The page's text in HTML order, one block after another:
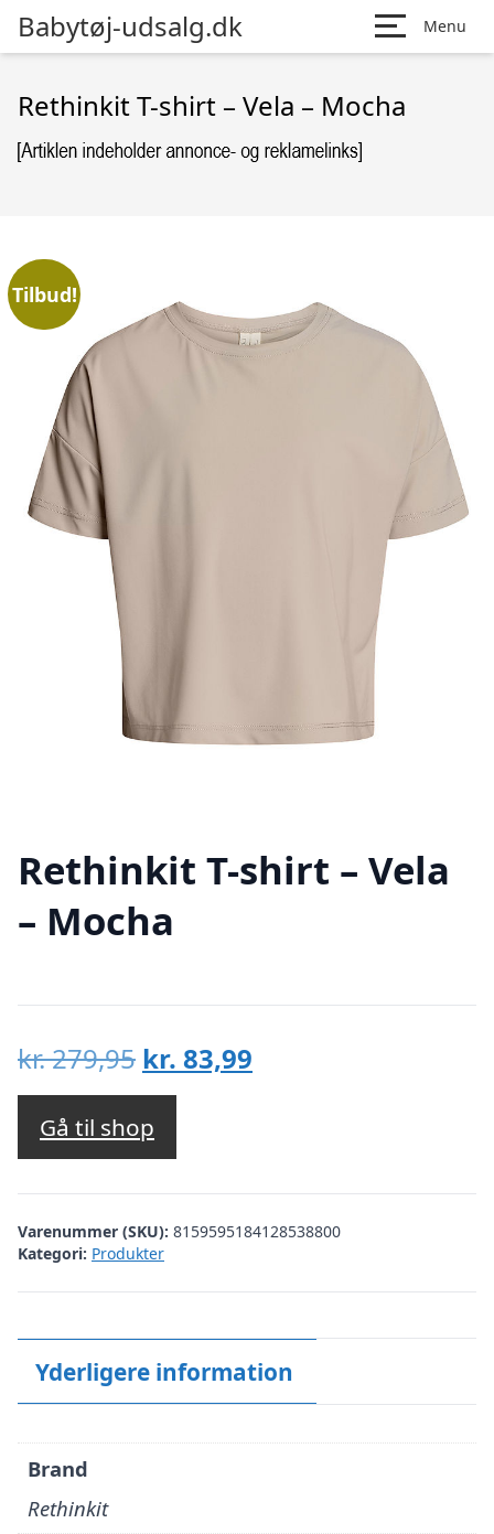
Babytøj-udsalg.dk Menu
Rethinkit T-shirt – Vela – Mocha
Tilbud!
Rethinkit T-shirt – Vela
– Mocha
kr.279,95 Den
oprindelige
pris
var:
kr. 279,95.
kr. 83,99
kr. 83,99.
Gå til shop
Varenummer (SKU): 8159595184128538800
Kategori: Produkter
Yderligere information
Brand
Rethinkit